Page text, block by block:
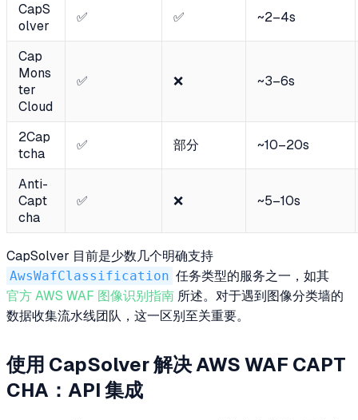
CapS
olver
✅ ✅ ~2–4s
Cap
Mons
ter
Cloud
✅ ❌ ~3–6s
2Cap
tcha
✅ 部分 ~10–20s
Anti-
Capt
cha
✅ ❌ ~5–10s
CapSolver 目前是少数几个明确支持
AwsWafClassification 任务类型的服务之一，如其
官方 AWS WAF 图像识别指南 所述。对于遇到图像分类墙的
数据收集流水线团队，这一区别至关重要。
使用 CapSolver 解决 AWS WAF CAPT
CHA：API 集成